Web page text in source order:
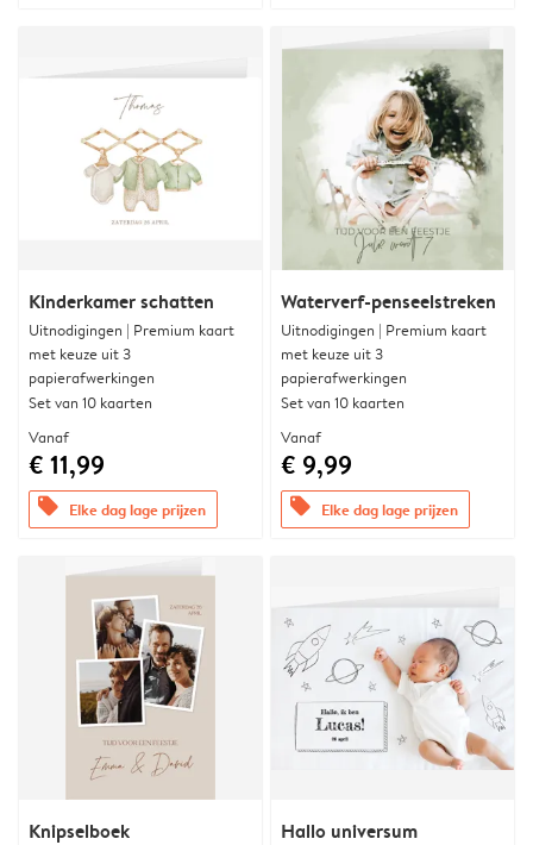
Kinderkamer schatten
Uitnodigingen | Premium kaart
met keuze uit 3
papierafwerkingen
Set van 10 kaarten
Vanaf
€ 11,99
offers Elke dag lage prijzen
Waterverf-penseelstreken
Uitnodigingen | Premium kaart
met keuze uit 3
papierafwerkingen
Set van 10 kaarten
Vanaf
€ 9,99
offers Elke dag lage prijzen
Knipselboek Hallo universum